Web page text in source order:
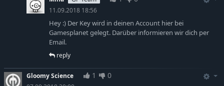
11.09.2018 18:56
Hey :) Der Key wird in deinen Account hier bei
Gamesplanet gelegt. Darüber informieren wir dich per
Email.
reply
Gloomy Science 1 0